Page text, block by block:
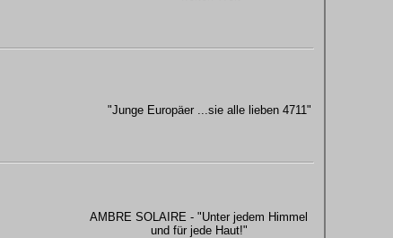
"Junge Europäer ...sie alle lieben 4711"
AMBRE SOLAIRE - "Unter jedem Himmel
und für jede Haut!"